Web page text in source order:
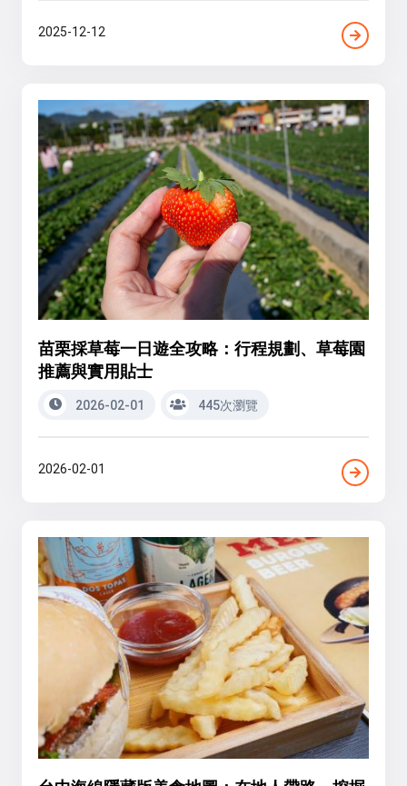
2025-12-12
苗栗採草莓一日遊全攻略：行程規劃、草莓園
推薦與實用貼士
2026-02-01 445次瀏覽
2026-02-01